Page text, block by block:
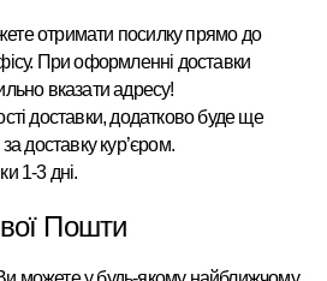
отримати посилку прямо до
При оформленні доставки
вказати адресу!
доставки, додатково буде ще
доставку кур’єром.
1-3 дні.
Пошти